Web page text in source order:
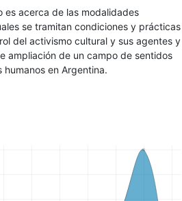
es acerca de las modalidades
se tramitan condiciones y prácticas
del activismo cultural y sus agentes y
ampliación de un campo de sentidos
en Argentina.